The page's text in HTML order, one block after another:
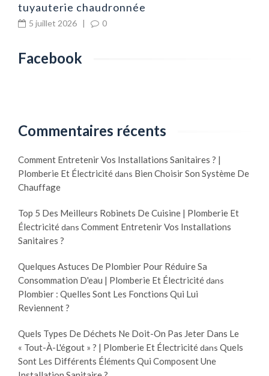
tuyauterie chaudronnée
5 juillet 2026 | 0
Facebook
Commentaires récents
Comment Entretenir Vos Installations Sanitaires ? |
Plomberie Et Électricitédans Bien Choisir Son Système De
Chauffage
Top 5 Des Meilleurs Robinets De Cuisine | Plomberie Et
Électricitédans Comment Entretenir Vos Installations
Sanitaires ?
Quelques Astuces De Plombier Pour Réduire Sa
Consommation D'eau | Plomberie Et Électricitédans
Plombier : Quelles Sont Les Fonctions Qui Lui
Reviennent ?
Quels Types De Déchets Ne Doit-On Pas Jeter Dans Le
« Tout-À-L'égout » ? | Plomberie Et Électricitédans Quels
Sont Les Différents Éléments Qui Composent Une